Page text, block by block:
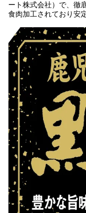
ート株式会社）で、徹
食肉加工されており安